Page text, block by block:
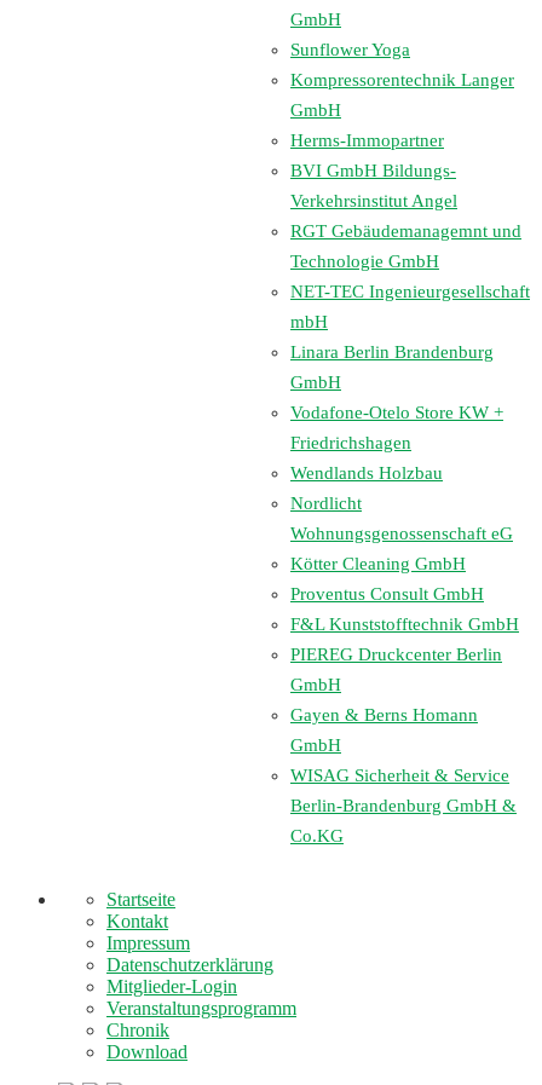
GmbH
Sunflower Yoga
Kompressorentechnik Langer
GmbH
Herms-Immopartner
BVI GmbH Bildungs-
Verkehrsinstitut Angel
RGT Gebäudemanagemnt und
Technologie GmbH
NET-TEC Ingenieurgesellschaft
mbH
Linara Berlin Brandenburg
GmbH
Vodafone-Otelo Store KW +
Friedrichshagen
Wendlands Holzbau
Nordlicht
Wohnungsgenossenschaft eG
Kötter Cleaning GmbH
Proventus Consult GmbH
F&L Kunststofftechnik GmbH
PIEREG Druckcenter Berlin
GmbH
Gayen & Berns Homann
GmbH
WISAG Sicherheit & Service
Berlin-Brandenburg GmbH &
Co.KG
Startseite
Kontakt
Impressum
Datenschutzerklärung
Mitglieder-Login
Veranstaltungsprogramm
Chronik
Download